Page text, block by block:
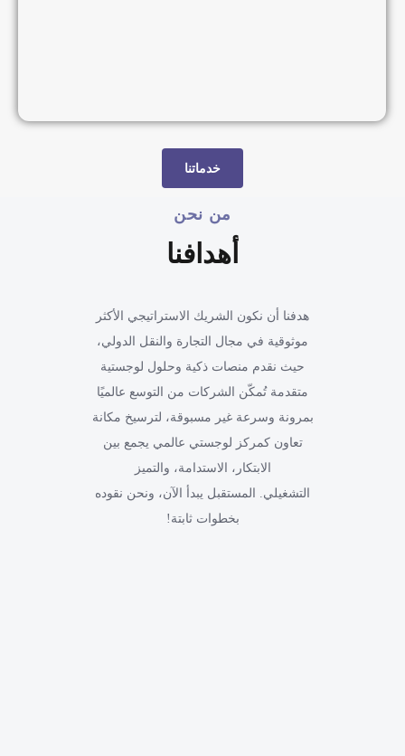
خدماتنا
من نحن
أهدافنا
هدفنا أن نكون الشريك الاستراتيجي الأكثر
موثوقية في مجال التجارة والنقل الدولي،
حيث نقدم منصات ذكية وحلول لوجستية
متقدمة تُمكّن الشركات من التوسع عالميًا
بمرونة وسرعة غير مسبوقة، لترسيخ مكانة
تعاون كمركز لوجستي عالمي يجمع بين
الابتكار، الاستدامة، والتميز
التشغيلي. المستقبل يبدأ الآن، ونحن نقوده
بخطوات ثابتة!